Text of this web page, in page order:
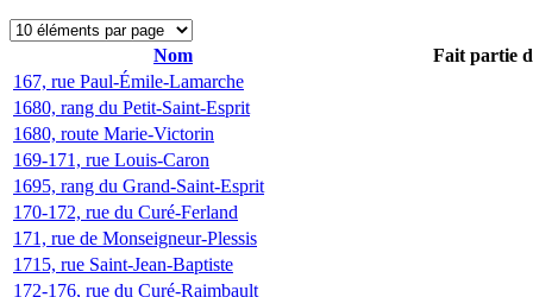
Nom
Fait partie
167, rue Paul-Émile-Lamarche
1680, rang du Petit-Saint-Esprit
1680, route Marie-Victorin
169-171, rue Louis-Caron
1695, rang du Grand-Saint-Esprit
170-172, rue du Curé-Ferland
171, rue de Monseigneur-Plessis
1715, rue Saint-Jean-Baptiste
172-176, rue du Curé-Raimbault